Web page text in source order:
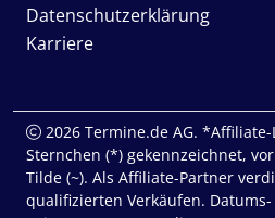
Datenschutzerklärung
Karriere
2026 Termine.de AG.
Sternchen (*) gekennzeichnet,
Tilde (~). Als Affiliate-Partner
qualifizierten Verkäufen.